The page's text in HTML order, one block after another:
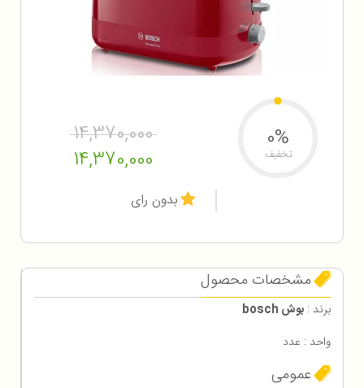
14,370,000
14,370,000
0%
تخفیف
بدون رای
مشخصات محصول
برند : بوش bosch
واحد : عدد
عمومی